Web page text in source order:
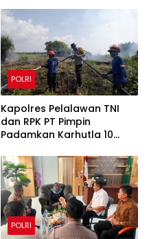
POLRI
Kapolres Pelalawan TNI
dan RPK PT Pimpin
Padamkan Karhutla 10
Water Bombing Diterjunkan
POLRI